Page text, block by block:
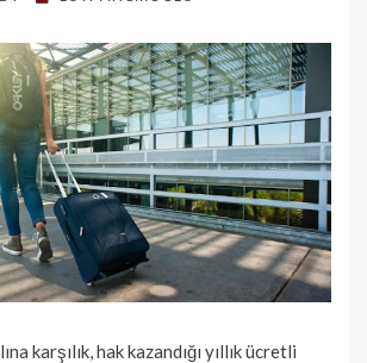
karşılık, hak kazandığı yıllık üc­retli